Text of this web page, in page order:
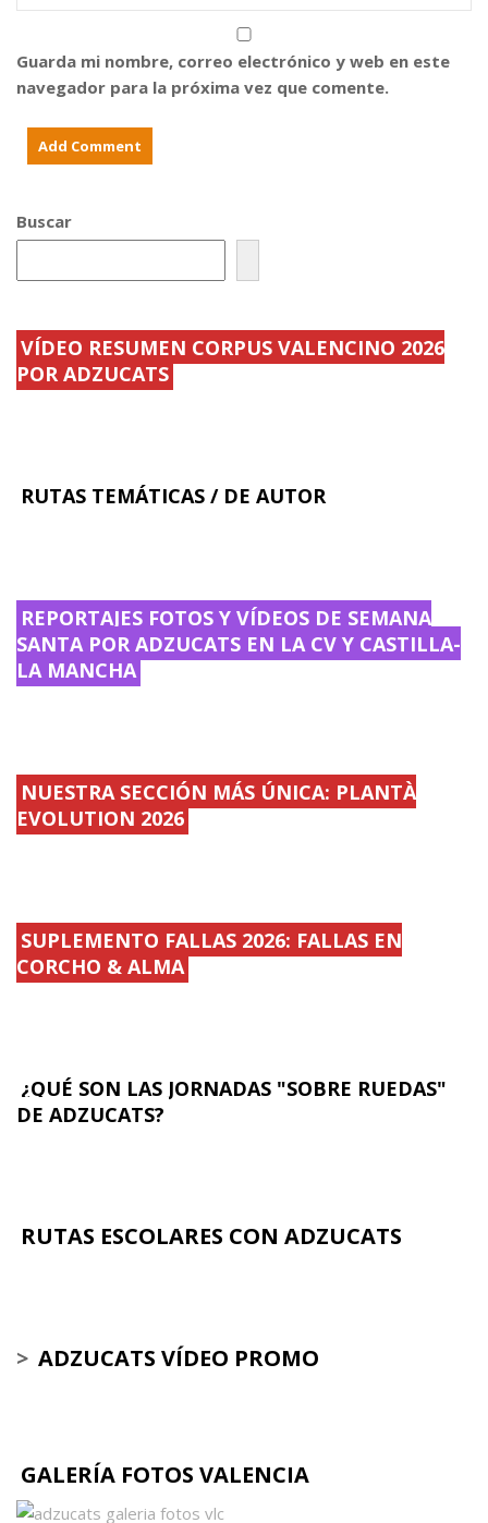
Guarda mi nombre, correo electrónico y web en este
navegador para la próxima vez que comente.
Buscar
VÍDEO RESUMEN CORPUS VALENCINO 2026
POR ADZUCATS
RUTAS TEMÁTICAS / DE AUTOR
REPORTAJES FOTOS Y VÍDEOS DE SEMANA
SANTA POR ADZUCATS EN LA CV Y CASTILLA-
LA MANCHA
NUESTRA SECCIÓN MÁS ÚNICA: PLANTÀ
EVOLUTION 2026
SUPLEMENTO FALLAS 2026: FALLAS EN
CORCHO & ALMA
¿QUÉ SON LAS JORNADAS "SOBRE RUEDAS"
DE ADZUCATS?
RUTAS ESCOLARES CON ADZUCATS
> ADZUCATS VÍDEO PROMO
GALERÍA FOTOS VALENCIA